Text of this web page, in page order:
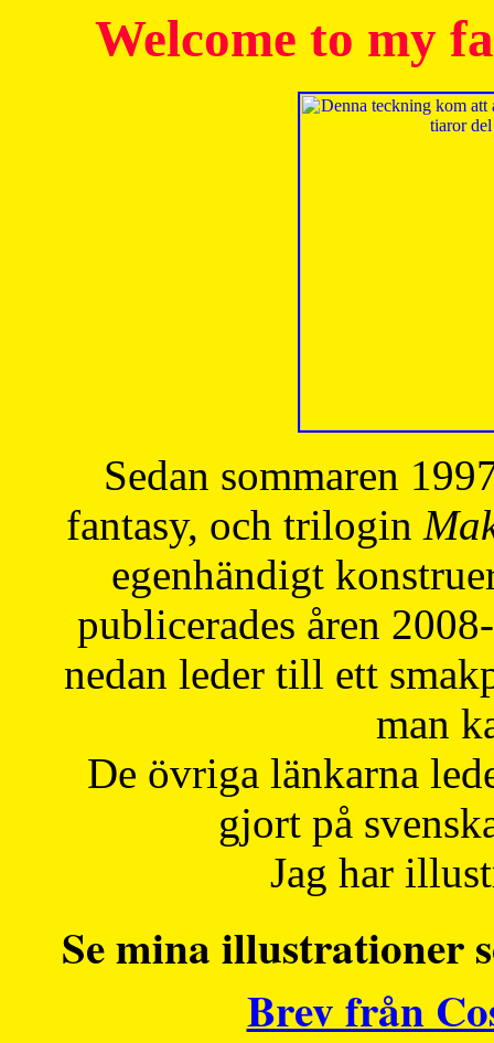
Welcome to my
Sedan sommaren
fantasy, och trilogin
egenhändigt
publicerades åren
nedan leder till ett
man
De övriga länkarna
gjort på
Jag har
Se mina illustrationer
Brev från